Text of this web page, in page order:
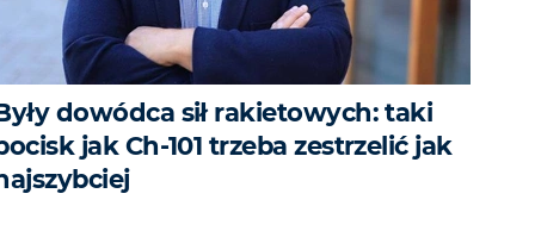
dowódca sił rakietowych: taki
jak Ch-101 trzeba zestrzelić jak